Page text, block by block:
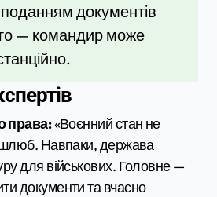
поданням документів
— командир може
права:«Воєнний стан не
Навпаки, держава
для військових. Головне —
документи та вчасно